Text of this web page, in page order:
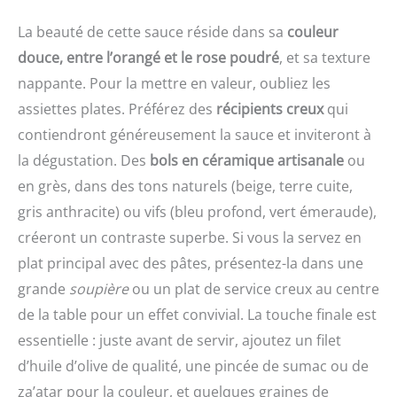
normes de qualité les
Engagement qualité:
Nous respectons des
normes exceptionnelles
tout au long de la chaîne
de valeur, de la culture à
l'emballage, afin de
assurer une qualité
constante des produits.
préparation des repas
Contenu de la livraison :
Mixeur plongeant
ErgoMixx 600 W avec 2
vitesses et gobelet
doseur
expérience plus propre
et plus agréable DESIGN
CONFORTABLE : Une
poignée ergonomique
avec une prise en main
texturée, pour
expérience plus facile et
plus confortable, idéal
pour une utilisation
fréquente DURABLE : 2
lames Zelkrom qui
garantissent des
performances durables
REPARABILITE 15 ANS AU
JUSTE PRIX : engagement
de réparabilité 15 ans au
juste prix grâce à notre
réseau de 6200
réparateurs dans le
monde, pour contribuer
La beauté de cette sauce réside dans sa couleur
douce, entre l’orangé et le rose poudré, et sa texture
nappante. Pour la mettre en valeur, oubliez les
assiettes plates. Préférez des récipients creuxqui
contiendront généreusement la sauce et inviteront à
la dégustation. Des bols en céramique artisanale ou
en grès, dans des tons naturels (beige, terre cuite,
gris anthracite) ou vifs (bleu profond, vert émeraude),
créeront un contraste superbe. Si vous la servez en
plat principal avec des pâtes, présentez-la dans une
grande soupièreou un plat de service creux au centre
de la table pour un effet convivial. La touche finale est
essentielle : juste avant de servir, ajoutez un filet
d’huile d’olive de qualité, une pincée de sumac ou de
za’atar pour la couleur, et quelques graines de